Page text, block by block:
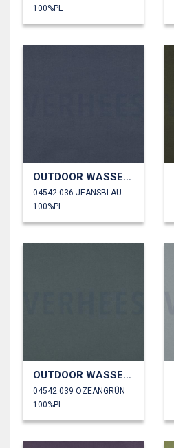
100%PL
OUTDOOR WASSERDICHT
04542.036 JEANSBLAU
100%PL
OUTDOOR WASSERDICHT
04542.039 OZEANGRÜN
100%PL